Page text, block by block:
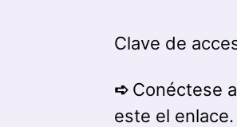
Clave de
➪ Conéctese
este el enlace.